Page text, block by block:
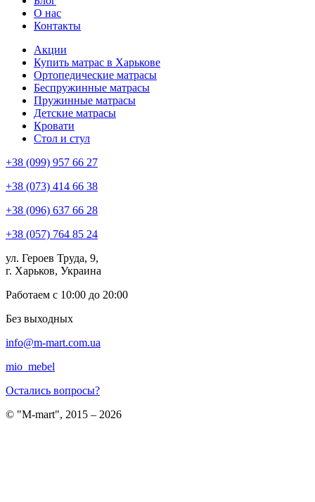
О нас
Контакты
Акции
Купить матрас в Харькове
Ортопедические матрасы
Беспружинные матрасы
Пружинные матрасы
Детские матрасы
Кровати
Стол и стул
+38 (099) 957 66 27
+38 (073) 414 66 38
+38 (096) 637 66 28
+38 (057) 764 85 24
ул. Героев Труда, 9,
г. Харьков, Украина
Работаем с 10:00 до 20:00
Без выходных
info@m-mart.com.ua
mio_mebel
Остались вопросы?
© "M-mart", 2015 – 2026